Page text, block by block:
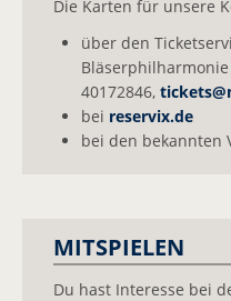
Die Karten für unsere
über den
Bläserphilharmonie
40172846, tickets@
bei reservix.de
bei den bekannten
MITSPIELEN
Du hast Interesse bei